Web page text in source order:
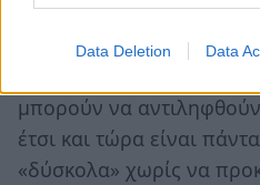
Data Deletion Data
μπορούν να
έτσι και τώρα είναι
«δύσκολα» χωρίς να